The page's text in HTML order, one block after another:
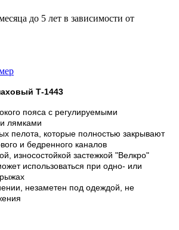
до 5 лет в зависимости от
Т-1443
пояса с регулируемыми
лямками
пелота, которые полностью закрывают
и бедренного каналов
износостойкой застежкой "Велкро"
использоваться при одно- или
незаметен под одеждой, не